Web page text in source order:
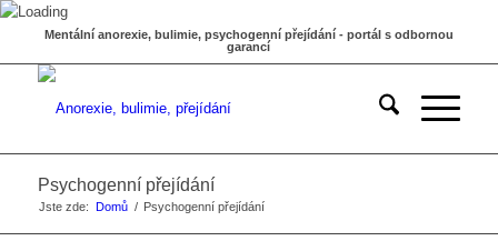
Mentální anorexie, bulimie, psychogenní přejídání - portál s odbornou
garancí
Psychogenní přejídání
Jste zde: Domů / Psychogenní přejídání